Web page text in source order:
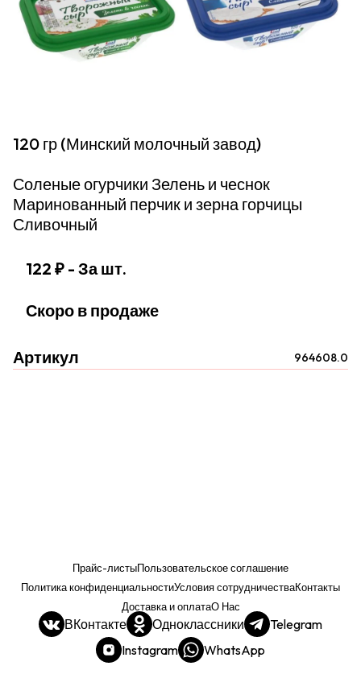
120 гр (Минский молочный завод)
Соленые огурчики Зелень и чеснок
Маринованный перчик и зерна горчицы
Сливочный
122 ₽ - За шт.
Скоро в продаже
Артикул 964608.0
Прайс-листыПользовательское соглашение
Политика конфиденциальностиУсловия сотрудничестваКонтакты
Доставка и оплатаО Нас
ВКонтакте Одноклассники
Telegram
Instagram
WhatsApp